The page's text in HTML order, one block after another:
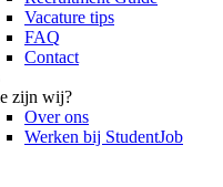
Vacature tips
FAQ
Contact
zijn wij?
Over ons
Werken bij StudentJob